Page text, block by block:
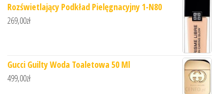
Rozświetlający Podkład Pielęgnacyjny 1-N80
269,00zł
Gucci Guilty Woda Toaletowa 50 Ml
499,00zł